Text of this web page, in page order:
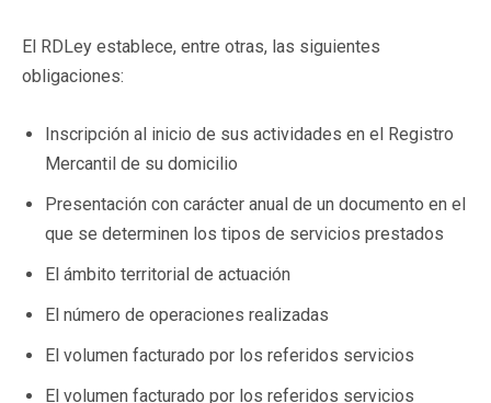
El RDLey establece, entre otras, las siguientes
obligaciones:
Inscripción al inicio de sus actividades en el Registro
Mercantil de su domicilio
Presentación con carácter anual de un documento en el
que se determinen los tipos de servicios prestados
El ámbito territorial de actuación
El número de operaciones realizadas
El volumen facturado por los referidos servicios
El volumen facturado por los referidos servicios